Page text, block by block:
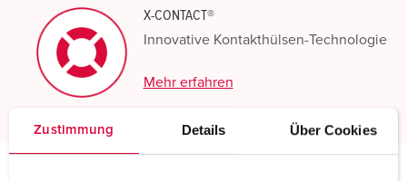
Zustimmung Details Über Cookies
X-CONTACT®
Innovative Kontakthülsen-Technologie
Mehr erfahren